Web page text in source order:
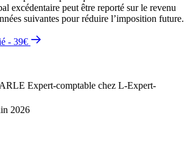
excédentaire peut être reporté sur le revenu
suivantes pour réduire l’imposition future.
- 39€
Expert-comptable chez L-Expert-
2026